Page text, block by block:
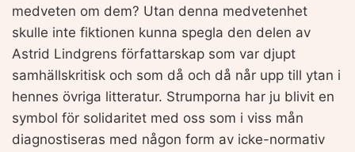
medveten om dem? Utan denna medvetenhet
skulle inte fiktionen kunna spegla den delen av
Astrid Lindgrens författarskap som var djupt
samhällskritisk och som då och då når upp till ytan i
hennes övriga litteratur. Strumporna har ju blivit en
symbol för solidaritet med oss som i viss mån
diagnostiseras med någon form av icke-normativ